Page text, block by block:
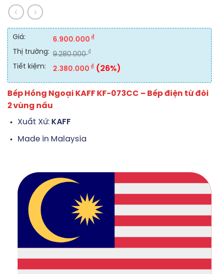
Giá: 6.900.000 ₫
Thị trường: 9.280.000₫
Tiết kiệm: 2.380.000 ₫ (26%)
Bếp Hồng Ngoại KAFF KF-073CC – Bếp điện từ đôi
2 vùng nấu
Xuất Xứ: KAFF
Made in Malaysia